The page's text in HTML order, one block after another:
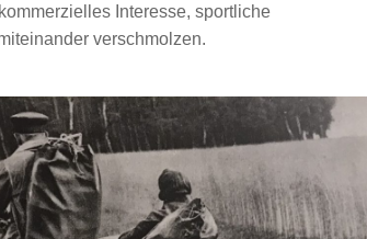
Interesse, sportliche
verschmolzen.